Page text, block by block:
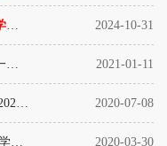
上海财经大学终身教育学院成人高等学历证书遗失证明办理流程 2024-10-31
继续教育学院召开2020—2021学年第一学期教学工作指导委员会暨学位评定分委员会会议 2021-01-11
上海财经大学成人高等学历教育学生 2020年9月大学英语四、六级考试报名通知 2020-07-08
上海财经大学继续教育学院2019-2020学年第二学期成人高等学历教育线上教学顺利进行 2020-03-30